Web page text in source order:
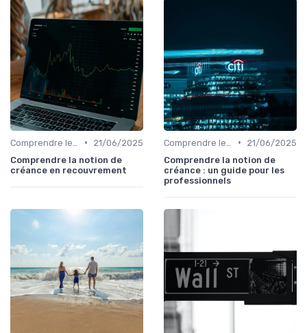
•
21/06/2025
Comprendre la notion de
créance en recouvrement
•
21/06/2025
Comprendre la notion de
créance : un guide pour les
professionnels